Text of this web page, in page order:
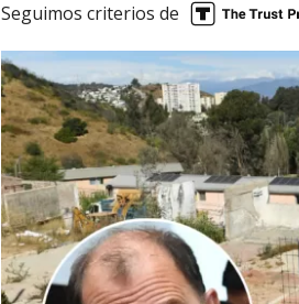
Seguimos criterios de